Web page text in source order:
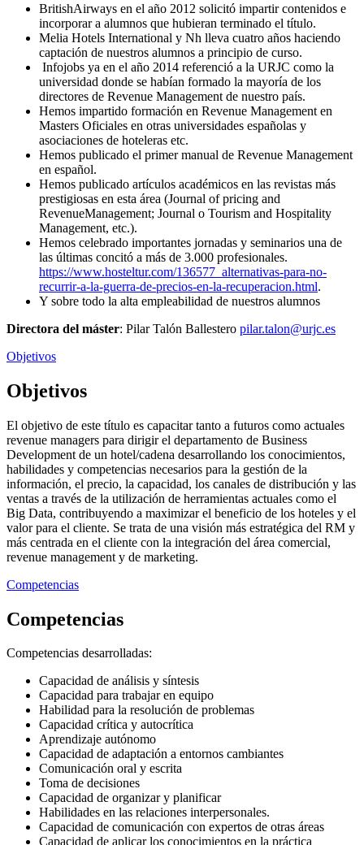
BritishAirways en el año 2012 solicitó impartir contenidos e
incorporar a alumnos que hubieran terminado el título.
Melia Hotels International y Nh lleva cuatro años haciendo
captación de nuestros alumnos a principio de curso.
Infojobs ya en el año 2014 referenció a la URJC como la
universidad donde se habían formado la mayoría de los
directores de Revenue Management de nuestro país.
Hemos impartido formación en Revenue Management en
Masters Oficiales en otras universidades españolas y
asociaciones de hoteleras etc.
Hemos publicado el primer manual de Revenue Management
en español.
Hemos publicado artículos académicos en las revistas más
prestigiosas en esta área (Journal of pricing and
RevenueManagement; Journal o Tourism and Hospitality
Management, etc.).
Hemos celebrado importantes jornadas y seminarios una de
las últimas concitó a más de 3.000 profesionales.
https://www.hosteltur.com/136577_alternativas-para-no-
recurrir-a-la-guerra-de-precios-en-la-recuperacion.html.
Y sobre todo la alta empleabilidad de nuestros alumnos
Directora del máster: Pilar Talón Ballestero pilar.talon@urjc.es
Objetivos
Objetivos
El objetivo de este título es capacitar tanto a futuros como actuales
revenue managers para dirigir el departamento de Business
Development de un hotel/cadena desarrollando los conocimientos,
habilidades y competencias necesarios para la gestión de la
información, el precio, la capacidad, los canales de distribución y las
ventas a través de la utilización de herramientas actuales como el
Big Data, contribuyendo a maximizar el beneficio de los hoteles y el
valor para el cliente. Se trata de una visión más estratégica del RM y
más centrada en el cliente con la integración del área comercial,
revenue management y de marketing.
Competencias
Competencias
Competencias desarrolladas:
Capacidad de análisis y síntesis
Capacidad para trabajar en equipo
Habilidad para la resolución de problemas
Capacidad crítica y autocrítica
Aprendizaje autónomo
Capacidad de adaptación a entornos cambiantes
Comunicación oral y escrita
Toma de decisiones
Capacidad de organizar y planificar
Habilidades en las relaciones interpersonales.
Capacidad de comunicación con expertos de otras áreas
Capacidad de aplicar los conocimientos en la práctica